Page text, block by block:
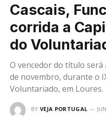
Cascais,
corrida a
do
O vencedor do título
de novembro, durante o
Voluntariado, em Loures.
BY VEJA PORTUGAL